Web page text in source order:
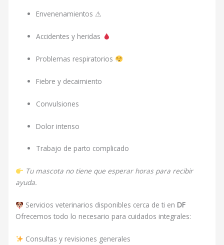
Envenenamientos ⚠
Accidentes y heridas
Problemas respiratorios
Fiebre y decaimiento
Convulsiones
Dolor intenso
Trabajo de parto complicado
Tu mascota no tiene que esperar horas para recibir
ayuda.
Servicios veterinarios disponibles cerca de ti en DF
Ofrecemos todo lo necesario para cuidados integrales:
Consultas y revisiones generales